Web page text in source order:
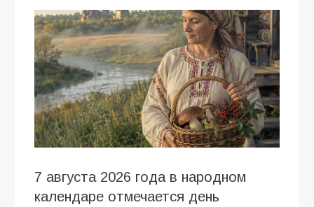
7 августа 2026 года в народном
календаре отмечается день